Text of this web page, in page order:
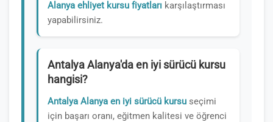
Alanya ehliyet kursu fiyatları karşılaştırması
yapabilirsiniz.
Antalya Alanya'da en iyi sürücü kursu
hangisi?
Antalya Alanya en iyi sürücü kursu seçimi
için başarı oranı, eğitmen kalitesi ve öğrenci